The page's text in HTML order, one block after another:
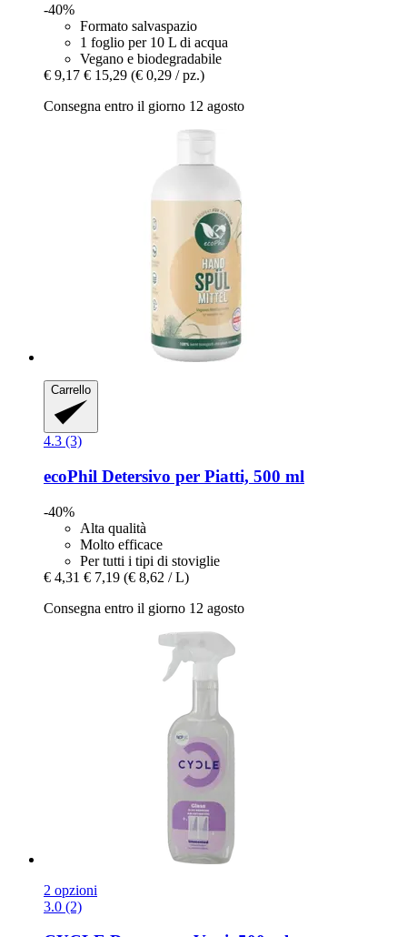
-40%
Formato salvaspazio
1 foglio per 10 L di acqua
Vegano e biodegradabile
€ 9,17 € 15,29 (€ 0,29 / pz.)
Consegna entro il giorno 12 agosto
Carrello
4.3 (3)
ecoPhil Detersivo per Piatti, 500 ml
-40%
Alta qualità
Molto efficace
Per tutti i tipi di stoviglie
€ 4,31 € 7,19 (€ 8,62 / L)
Consegna entro il giorno 12 agosto
2 opzioni
3.0 (2)